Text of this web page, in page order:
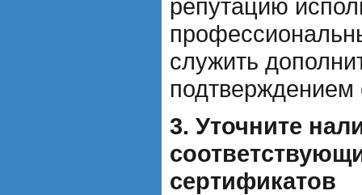
репутацию
служить
подтверждением
3. Уточните
сертификатов